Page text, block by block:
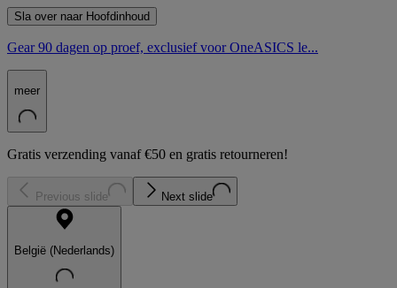
Sla over naar Hoofdinhoud
Gear 90 dagen op proef, exclusief voor OneASICS le...
meer
Gratis verzending vanaf €50 en gratis retourneren!
Previous slide Next slide
België (Nederlands)